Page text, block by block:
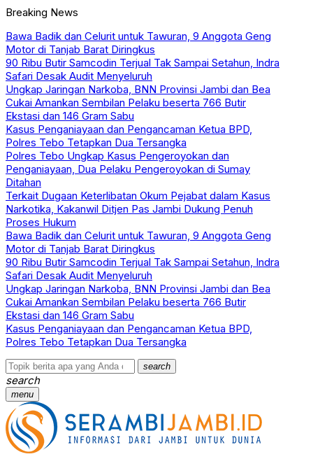
Breaking News
Bawa Badik dan Celurit untuk Tawuran, 9 Anggota Geng
Motor di Tanjab Barat Diringkus
90 Ribu Butir Samcodin Terjual Tak Sampai Setahun, Indra
Safari Desak Audit Menyeluruh
Ungkap Jaringan Narkoba, BNN Provinsi Jambi dan Bea
Cukai Amankan Sembilan Pelaku beserta 766 Butir
Ekstasi dan 146 Gram Sabu
Kasus Penganiayaan dan Pengancaman Ketua BPD,
Polres Tebo Tetapkan Dua Tersangka
Polres Tebo Ungkap Kasus Pengeroyokan dan
Penganiayaan, Dua Pelaku Pengeroyokan di Sumay
Ditahan
Terkait Dugaan Keterlibatan Okum Pejabat dalam Kasus
Narkotika, Kakanwil Ditjen Pas Jambi Dukung Penuh
Proses Hukum
Bawa Badik dan Celurit untuk Tawuran, 9 Anggota Geng
Motor di Tanjab Barat Diringkus
90 Ribu Butir Samcodin Terjual Tak Sampai Setahun, Indra
Safari Desak Audit Menyeluruh
Ungkap Jaringan Narkoba, BNN Provinsi Jambi dan Bea
Cukai Amankan Sembilan Pelaku beserta 766 Butir
Ekstasi dan 146 Gram Sabu
Kasus Penganiayaan dan Pengancaman Ketua BPD,
Polres Tebo Tetapkan Dua Tersangka
search
search
menu